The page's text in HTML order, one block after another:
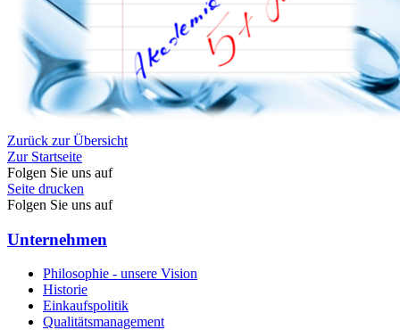
Zurück zur Übersicht
Zur Startseite
Folgen Sie uns auf
Seite drucken
Folgen Sie uns auf
Unternehmen
Philosophie - unsere Vision
Historie
Einkaufspolitik
Qualitätsmanagement